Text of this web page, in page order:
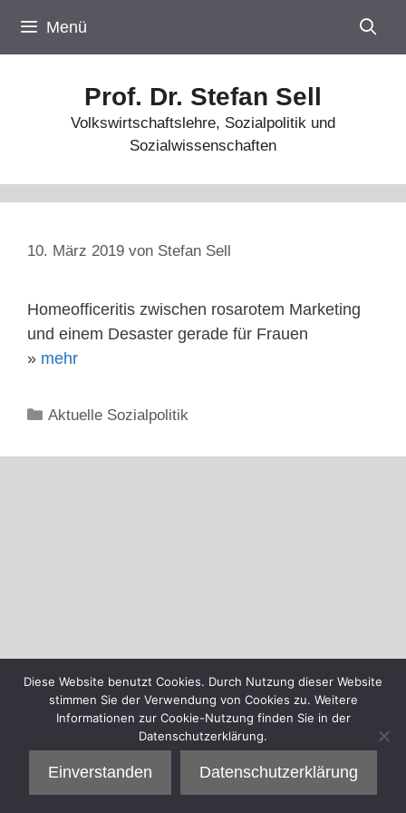
Inhalt
springen
Menü
Prof. Dr. Stefan Sell
Volkswirtschaftslehre, Sozialpolitik und
Sozialwissenschaften
10. März 2019 von Stefan Sell
Homeofficeritis zwischen rosarotem Marketing
und einem Desaster gerade für Frauen
» mehr
Kategorien
Aktuelle Sozialpolitik
Diese Website benutzt Cookies. Durch Nutzung dieser Website
stimmen Sie der Verwendung von Cookies zu. Weitere
Informationen zur Cookie-Nutzung finden Sie in der
Datenschutzerklärung.
Einverstanden Datenschutzerklärung